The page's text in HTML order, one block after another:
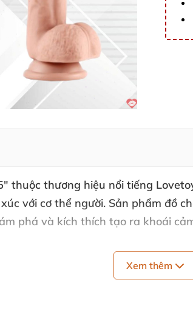
thuộc thương hiệu nổi tiếng
với cơ thể người. Sản phẩm đồ
phá và kích thích tạo ra khoái
Xem thêm